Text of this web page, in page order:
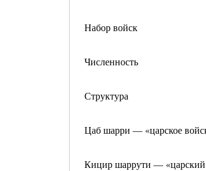
Набор войск
Численность
Структура
Цаб шарри — «царское
Кицир шаррути — «царский